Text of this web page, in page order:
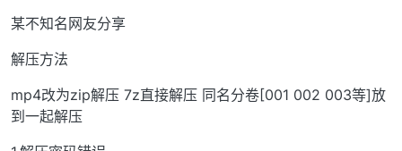
某不知名网友分享
解压方法
mp4改为zip解压 7z直接解压 同名分卷[001 002 003等]放
到一起解压